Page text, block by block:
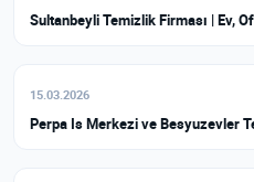
Sultanbeyli Temizlik Firması | Ev,
15.03.2026
Perpa Is Merkezi ve Besyuzevler